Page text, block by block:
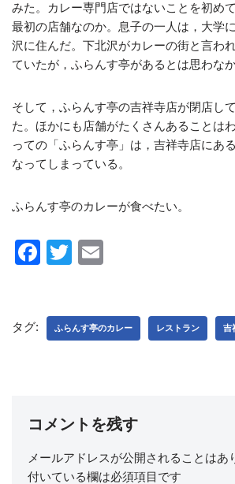
みた。カレー専門店ではないことを初め
最初の店舗なのか。息子の一人は，大学
沢に住んだ。下北沢がカレーの街と言わ
ていたが，ふらんす亭があるとは思わなか
そして，ふらんす亭の吉祥寺店が閉店し
た。ほかにも店舗がたくさんあることは
っての「ふらんす亭」は，吉祥寺店にあ
なってしまっている。
ふらんす亭のカレーが食べたい。
F
e
k
T
er
タグ: ふらんす亭のカレー レストラン 吉
コメントを残す
メールアドレスが公開されることはあ
付いている欄は必須項目です